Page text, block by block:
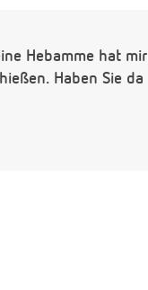
Hebamme hat mir
Haben Sie da